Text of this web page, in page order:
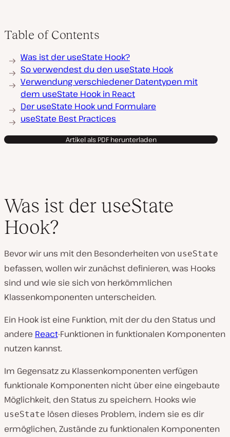
Table of Contents
Was ist der useState Hook?
So verwendest du den useState Hook
Verwendung verschiedener Datentypen mit
dem useState Hook in React
Der useState Hook und Formulare
useState Best Practices
Artikel als PDF herunterladen
Was ist der useState
Hook?
Bevor wir uns mit den Besonderheiten von useState
befassen, wollen wir zunächst definieren, was Hooks
sind und wie sie sich von herkömmlichen
Klassenkomponenten unterscheiden.
Ein Hook ist eine Funktion, mit der du den Status und
andere React-Funktionen in funktionalen Komponenten
nutzen kannst.
Im Gegensatz zu Klassenkomponenten verfügen
funktionale Komponenten nicht über eine eingebaute
Möglichkeit, den Status zu speichern. Hooks wie
useState lösen dieses Problem, indem sie es dir
ermöglichen, Zustände zu funktionalen Komponenten